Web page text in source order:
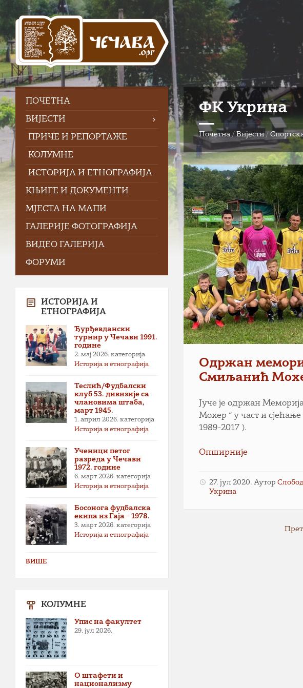
Skip
content
Skip
left
sidebar
Skip
right
sidebar
Skip
footer
ФК Укрина
Почетна /Вијести/
Одржан
Смиљанић
Јуче је одржан
Мохер “ у част и
1989-2017 ).
Опширније
27. јул 2020. Аутор
Укрина
ПOЧЕТНА
ВИЈЕСТИ
ПРИЧЕ И РЕПОРТАЖЕ
КОЛУМНЕ
ИСТОРИЈА И ЕТНОГРАФИЈА
КЊИГЕ И ДОКУМЕНТИ
МЈЕСТА НА МАПИ
ГАЛЕРИЈЕ ФОТОГРАФИЈА
ВИДЕО ГАЛЕРИЈА
ФОРУМИ
ИСТОРИЈА И
ЕТНОГРАФИЈА
Ђурђевдански
турнир у Чечави 1991.
године
2. мај 2026. категорија
Историја и етнографија
Теслић/Фудбалски
клуб 53. дивизије са
члановима штаба,
март 1945.
1. април 2026. категорија
Историја и етнографија
Ученици петог
разреда у Чечави
1972. године
6. март 2026. категорија
Историја и етнографија
Босонога фудбалска
екипа из Гаја – 1978.
3. март 2026. категорија
Историја и етнографија
ВИШЕ
КОЛУМНЕ
Упис на факултет
29. јул 2026.
О штафети и
национализму